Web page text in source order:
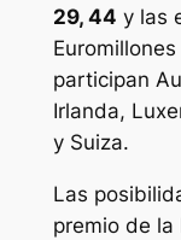
29, 44 y las
Euromillones
participan
Irlanda,
y Suiza.
Las
premio de la